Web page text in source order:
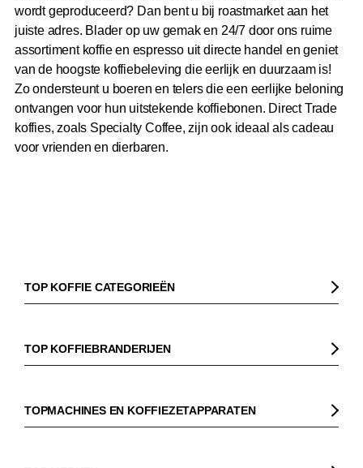
wordt geproduceerd? Dan bent u bij roastmarket aan het
juiste adres. Blader op uw gemak en 24/7 door ons ruime
assortiment koffie en espresso uit directe handel en geniet
van de hoogste koffiebeleving die eerlijk en duurzaam is!
Zo ondersteunt u boeren en telers die een eerlijke beloning
ontvangen voor hun uitstekende koffiebonen. Direct Trade
koffies, zoals Specialty Coffee, zijn ook ideaal als cadeau
voor vrienden en dierbaren.
TOP KOFFIE CATEGORIEËN
Koffiebonen
Biologische koffie
Cafeïnevrije koffie
TOP KOFFIEBRANDERIJEN
Dinzler
Elbgold
TOPMACHINES EN KOFFIEZETAPPARATEN